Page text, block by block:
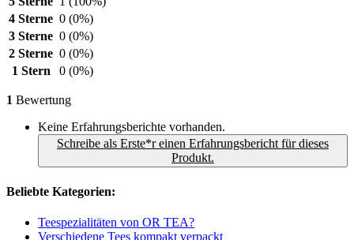
4 Sterne 0 (0%)
3 Sterne 0 (0%)
2 Sterne 0 (0%)
1 Stern
0 (0%)
1 Bewertung
Keine Erfahrungsberichte vorhanden.
Schreibe als Erste*r einen Erfahrungsbericht für dieses
Produkt.
Beliebte Kategorien:
Teespezialitäten von OR TEA?
Verschiedene Tees kompakt verpackt